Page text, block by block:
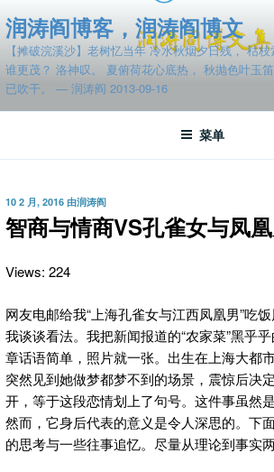
至
容
润涛阎博客，润涛阎博文
【摊破浣溪沙】老树忆当年 冷水秋烟夕日残， 枯
谁更茂？ 洛神叹。 夏俯荷花心底热， 秋抛色叶玉
已吹干。 — 润涛阎 2013-09-16
菜单
发
布
于
10 2 月, 2016 由润涛阎
智商与情商VS孔雀女与凤
Views: 224
网友电邮给我“上海孔雀女与江西凤凰男”吃
我谈谈看法。我把新闻报道的“农家菜”黑乎
章话语简单，照片就一张。出生在上海大都
突然见到她做梦都梦不到的场景，震惊后决
开，等于这段恋情划上了句号。这件事虽然
然而，它身后代表的意义是令人深思的。下
的思考与一些往事追忆。尽量从理论到事实